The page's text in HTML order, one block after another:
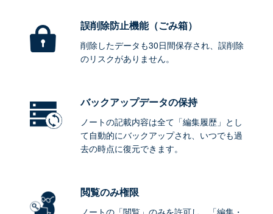
誤削除防止機能（ごみ箱）
削除したデータも30日間保存され、誤削除
のリスクがありません。
バックアップデータの保持
ノートの記載内容は全て「編集履歴」とし
て自動的にバックアップされ、いつでも過
去の時点に復元できます。
閲覧のみ権限